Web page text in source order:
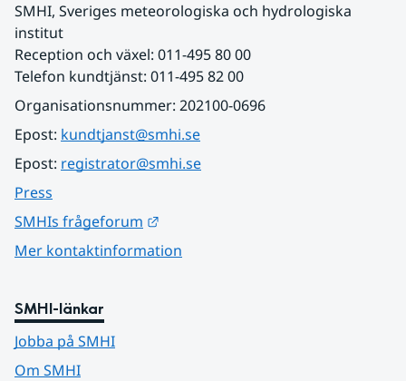
SMHI, Sveriges meteorologiska och hydrologiska
institut
Reception och växel: 011-495 80 00
Telefon kundtjänst: 011-495 82 00
Organisationsnummer: 202100-0696
Epost: kundtjanst@smhi.se
Epost: registrator@smhi.se
Press
SMHIs frågeforum
Mer kontaktinformation
SMHI-länkar
Jobba på SMHI
Om SMHI